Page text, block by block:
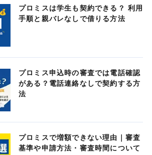
プロミスは学生も契約できる？ 利用
手順と親バレなしで借りる方法
プロミス申込時の審査では電話確認
がある？電話連絡なしで契約する方
法
プロミスで増額できない理由｜審査
基準や申請方法・審査時間について